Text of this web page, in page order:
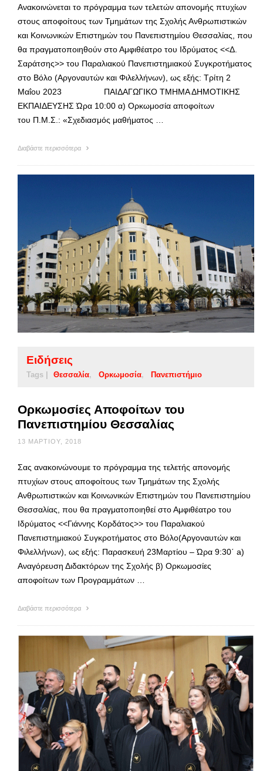
Ανακοινώνεται το πρόγραμμα των τελετών απονομής πτυχίων
στους αποφοίτους των Τμημάτων της Σχολής Ανθρωπιστικών
και Κοινωνικών Επιστημών του Πανεπιστημίου Θεσσαλίας, που
θα πραγματοποιηθούν στο Αμφιθέατρο του Ιδρύματος <<Δ.
Σαράτσης>> του Παραλιακού Πανεπιστημιακού Συγκροτήματος
στο Βόλο (Αργοναυτών και Φιλελλήνων), ως εξής: Τρίτη 2
Μαΐου 2023 ΠΑΙΔΑΓΩΓΙΚΟ ΤΜΗΜΑ ΔΗΜΟΤΙΚΗΣ
ΕΚΠΑΙΔΕΥΣΗΣ Ώρα 10:00 α) Ορκωμοσία αποφοίτων
του Π.Μ.Σ.: «Σχεδιασμός μαθήματος …
Διαβάστε περισσότερα
Ειδήσεις
Tags | Θεσσαλία Ορκωμοσία Πανεπιστήμιο
Ορκωμοσίες Αποφοίτων του
Πανεπιστημίου Θεσσαλίας
13 ΜΑΡΤΊΟΥ, 2018
Σας ανακοινώνουμε το πρόγραμμα της τελετής απονομής
πτυχίων στους αποφοίτους των Τμημάτων της Σχολής
Ανθρωπιστικών και Κοινωνικών Επιστημών του Πανεπιστημίου
Θεσσαλίας, που θα πραγματοποιηθεί στο Αμφιθέατρο του
Ιδρύματος <<Γιάννης Κορδάτος>> του Παραλιακού
Πανεπιστημιακού Συγκροτήματος στο Βόλο(Αργοναυτών και
Φιλελλήνων), ως εξής: Παρασκευή 23Μαρτίου – Ώρα 9:30΄ a)
Αναγόρευση Διδακτόρων της Σχολής β) Ορκωμοσίες
αποφοίτων των Προγραμμάτων …
Διαβάστε περισσότερα